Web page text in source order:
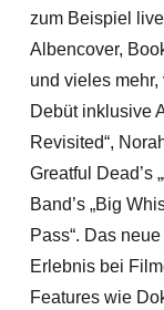
zum Beispiel
Albencover,
und vieles
Debüt inklusive
Revisited“,
Greatful Dead’s
Band’s „Big
Pass“. Das
Erlebnis bei
Features wie